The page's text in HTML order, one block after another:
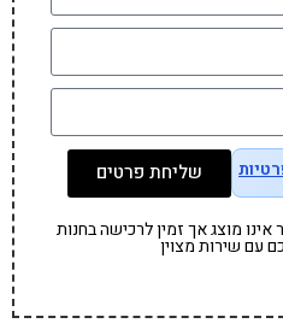
שליחת פרטים
מוצג אך זמין לרכישה בחנות
עם שירות מצוין